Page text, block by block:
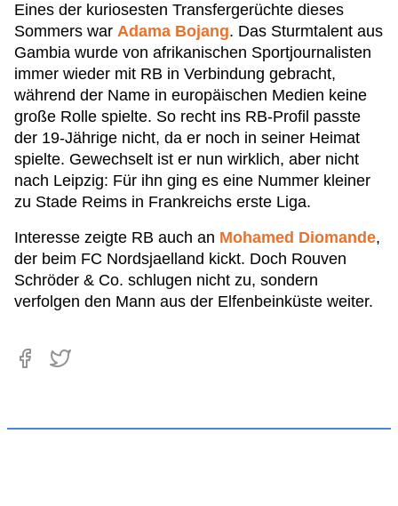
Eines der kuriosesten Transfergerüchte dieses
Sommers war Adama Bojang. Das Sturmtalent aus
Gambia wurde von afrikanischen Sportjournalisten
immer wieder mit RB in Verbindung gebracht,
während der Name in europäischen Medien keine
große Rolle spielte. So recht ins RB-Profil passte
der 19-Jährige nicht, da er noch in seiner Heimat
spielte. Gewechselt ist er nun wirklich, aber nicht
nach Leipzig: Für ihn ging es eine Nummer kleiner
zu Stade Reims in Frankreichs erste Liga.
Interesse zeigte RB auch an Mohamed Diomande,
der beim FC Nordsjaelland kickt. Doch Rouven
Schröder & Co. schlugen nicht zu, sondern
verfolgen den Mann aus der Elfenbeinküste weiter.